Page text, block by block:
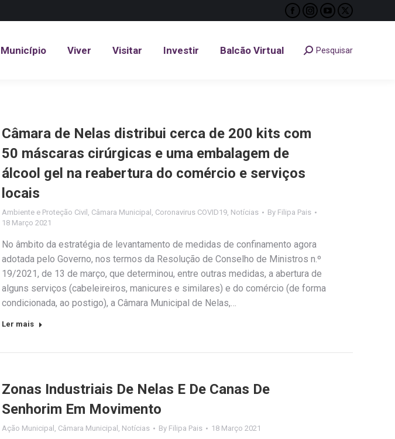
Facebook
opens
Instagram
opens
YouTube
opens
X
opens
Município Viver Visitar Investir Balcão Virtual Search:Pesquisar
Câmara de Nelas distribui cerca de 200 kits com
50 máscaras cirúrgicas e uma embalagem de
álcool gel na reabertura do comércio e serviços
locais
Ambiente e Proteção Civil , Câmara Municipal , Coronavirus COVID19, Notícias By Filipa Pais
18 Março 2021
No âmbito da estratégia de levantamento de medidas de confinamento agora
adotada pelo Governo, nos termos da Resolução de Conselho de Ministros n.º
19/2021, de 13 de março, que determinou, entre outras medidas, a abertura de
alguns serviços (cabeleireiros, manicures e similares) e do comércio (de forma
condicionada, ao postigo), a Câmara Municipal de Nelas,…
Ler mais
Zonas Industriais De Nelas E De Canas De
Senhorim Em Movimento
Ação Municipal , Câmara Municipal , Notícias By Filipa Pais 18 Março 2021
Município Viver Visitar Investir Balcão Virtual Search:
Pesquisar